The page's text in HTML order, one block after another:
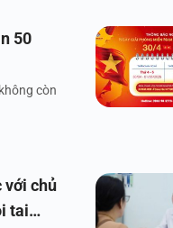
50
còn
với chủ
tai